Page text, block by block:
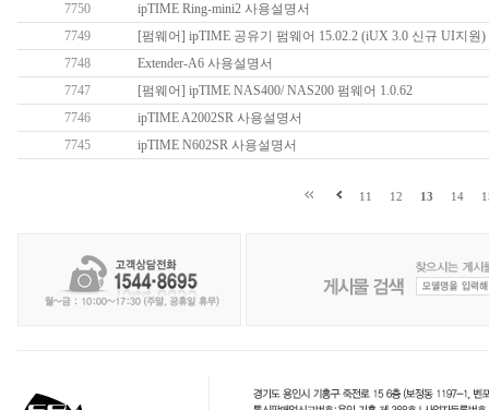
7750
ipTIME Ring-mini2 사용설명서
7749
[펌웨어] ipTIME 공유기 펌웨어 15.02.2 (iUX 3.0 신규 UI지원)
7748
Extender-A6 사용설명서
7747
[펌웨어] ipTIME NAS400/ NAS200 펌웨어 1.0.62
7746
ipTIME A2002SR 사용설명서
7745
ipTIME N602SR 사용설명서
11 12 13 14